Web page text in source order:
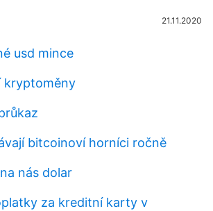
21.11.2020
usd mince
kryptoměny
bitcoinoví horníci ročně
nás dolar
za kreditní karty v